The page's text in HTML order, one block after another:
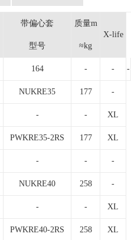
带偏心套
型号
质量m
≈kg
X-life
164 - - -
NUKRE35 177 -
- - XL
PWKRE35-2RS 177 XL
- - -
NUKRE40 258 -
- - XL
PWKRE40-2RS 258 XL